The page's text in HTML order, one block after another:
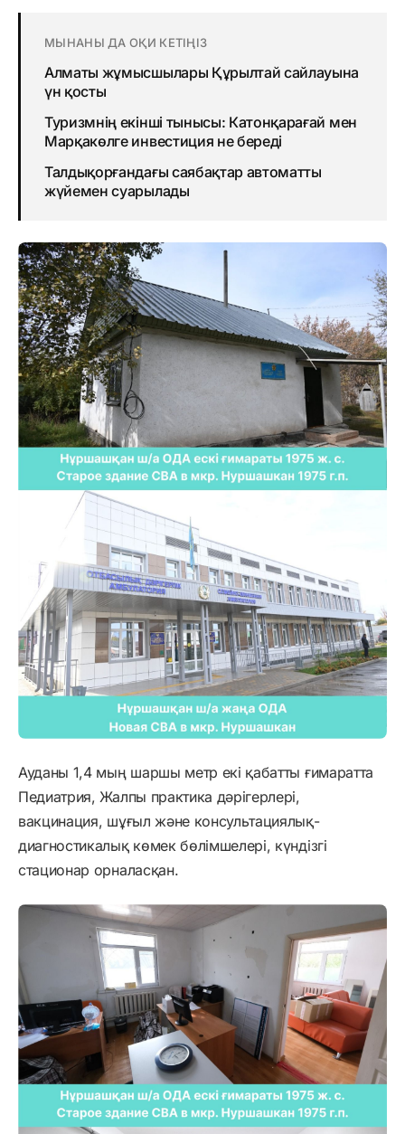
МЫНАНЫ ДА ОҚИ КЕТІҢІЗ
Алматы жұмысшылары Құрылтай сайлауына
үн қосты
Туризмнің екінші тынысы: Катонқарағай мен
Марқакөлге инвестиция не береді
Талдықорғандағы саябақтар автоматты
жүйемен суарылады
Ауданы 1,4 мың шаршы метр екі қабатты ғимаратта
Педиатрия, Жалпы практика дәрігерлері,
вакцинация, шұғыл және консультациялық-
диагностикалық көмек бөлімшелері, күндізгі
стационар орналасқан.